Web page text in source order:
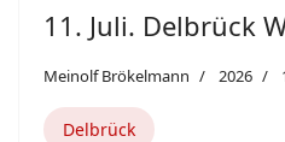
11. Juli. Delbrück
Meinolf Brökelmann 2026
Delbrück